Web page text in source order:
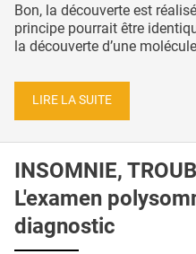
Bon, la découverte est
principe pourrait être
la découverte d’une
LIRE LA SUITE
INSOMNIE,
L'examen
diagnostic